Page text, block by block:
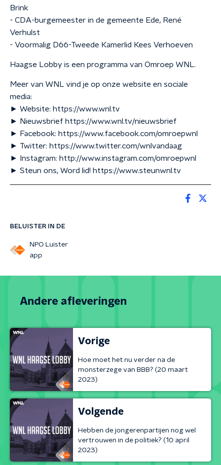
BELUISTER IN DE
NPO Luister
app
Brink
- CDA-burgemeester in de gemeente Ede, René
Verhulst
- Voormalig D66-Tweede Kamerlid Kees Verhoeven
Haagse Lobby is een programma van Omroep WNL.
Meer van WNL vind je op onze website en sociale
media:
► Website: https://www.wnl.tv
► Nieuwsbrief https://www.wnl.tv/nieuwsbrief
► Facebook: https://www.facebook.com/omroepwnl
► Twitter: https://www.twitter.com/wnlvandaag
► Instagram: http://www.instagram.com/omroepwnl
► Steun ons, Word lid! https://www.steunwnl.tv
Andere afleveringen
Vorige
Hoe moet het nu verder na de
monsterzege van BBB? (20 maart
2023)
Volgende
Hebben de jongerenpartijen nog wel
vertrouwen in de politiek? (10 april
2023)